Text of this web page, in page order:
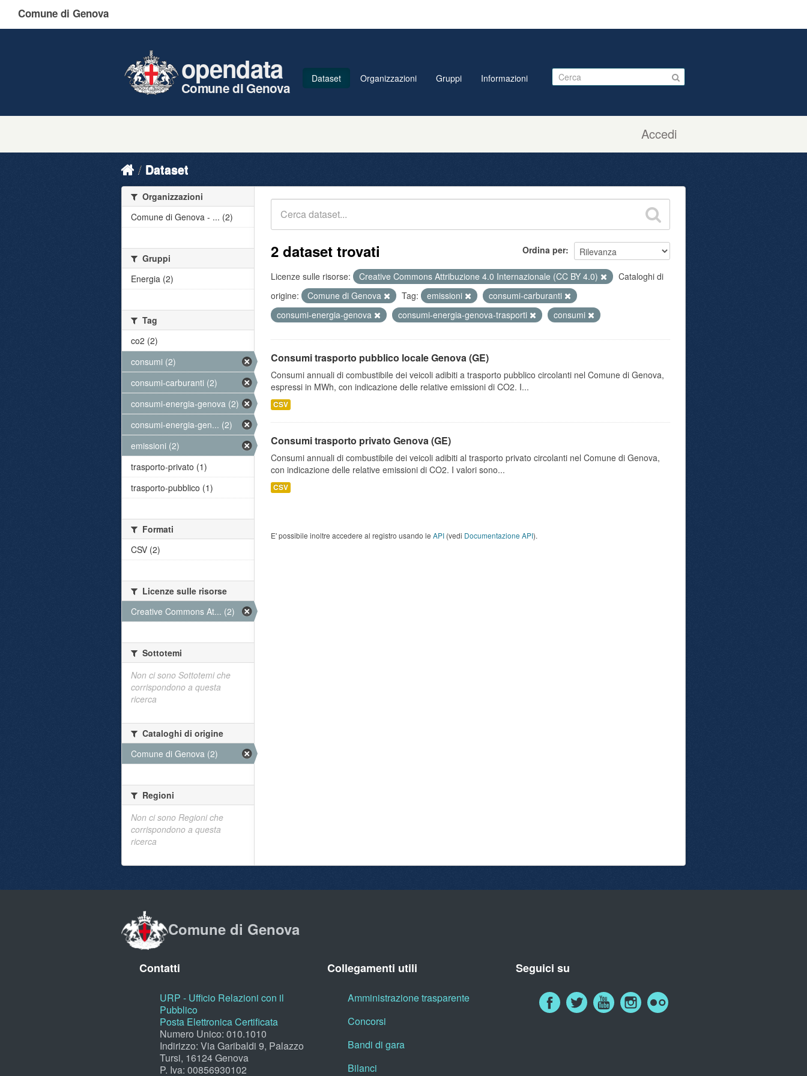
Comune di Genova
Accedi
opendata
Comune di Genova
Dataset Organizzazioni Gruppi Informazioni
Dataset
Ordina per
2 dataset trovati
Licenze sulle risorse: Creative Commons Attribuzione 4.0 Internazionale (CC BY 4.0)
Cataloghi di
origine:
Comune di Genova Tag: emissioni
consumi-carburanti
consumi-energia-genova
consumi-energia-genova-trasporti consumi
Consumi trasporto pubblico locale Genova (GE)
Consumi annuali di combustibile dei veicoli adibiti a trasporto pubblico circolanti nel Comune di Genova,
espressi in MWh, con indicazione delle relative emissioni di CO2. I...
CSV
Consumi trasporto privato Genova (GE)
Consumi annuali di combustibile dei veicoli adibiti al trasporto privato circolanti nel Comune di Genova,
con indicazione delle relative emissioni di CO2. I valori sono...
CSV
E' possibile inoltre accedere al registro usando le API (vedi Documentazione API).
Organizzazioni
Comune di Genova - ... (2)
Gruppi
Energia (2)
Tag
co2 (2)
consumi (2)
consumi-carburanti (2)
consumi-energia-genova (2)
consumi-energia-gen... (2)
emissioni (2)
trasporto-privato (1)
trasporto-pubblico (1)
Formati
CSV (2)
Licenze sulle risorse
Creative Commons At... (2)
Sottotemi
Non ci sono Sottotemi che
corrispondono a questa
ricerca
Cataloghi di origine
Comune di Genova (2)
Regioni
Non ci sono Regioni che
corrispondono a questa
ricerca
Comune di Genova
Contatti
URP - Ufficio Relazioni con il
Pubblico
Posta Elettronica Certificata
Numero Unico: 010.1010
Indirizzo: Via Garibaldi 9, Palazzo
Tursi, 16124 Genova
P. Iva: 00856930102
Collegamenti utili
Amministrazione trasparente
Concorsi
Bandi di gara
Bilanci
Seguici su